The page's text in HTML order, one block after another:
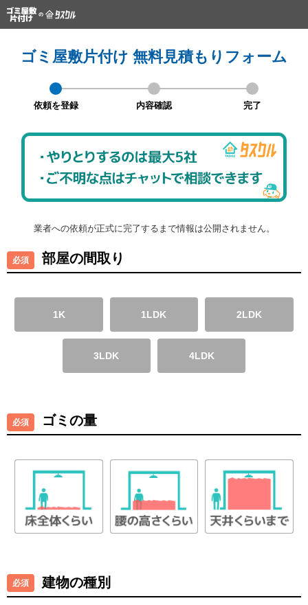
ゴミ屋敷片付け 無料見積もりフォーム
依頼を登録 内容確認 完了
業者への依頼が正式に完了するまで情報は公開されません。
部屋の間取り
1K 1LDK 2LDK
3LDK 4LDK
ゴミの量
建物の種別